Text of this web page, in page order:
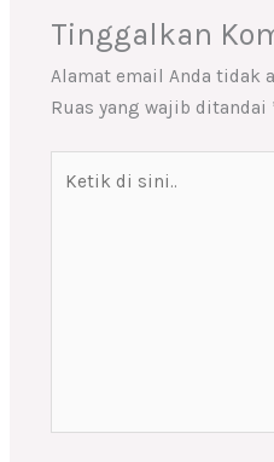
Tinggalkan
Alamat email Anda tidak
Ruas yang wajib ditandai